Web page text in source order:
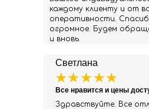
каждому клиенту и от
оперативности.
огромное. Будем
и вновь.
Светлана
Здравствуйте. Все
Все нравится и цены